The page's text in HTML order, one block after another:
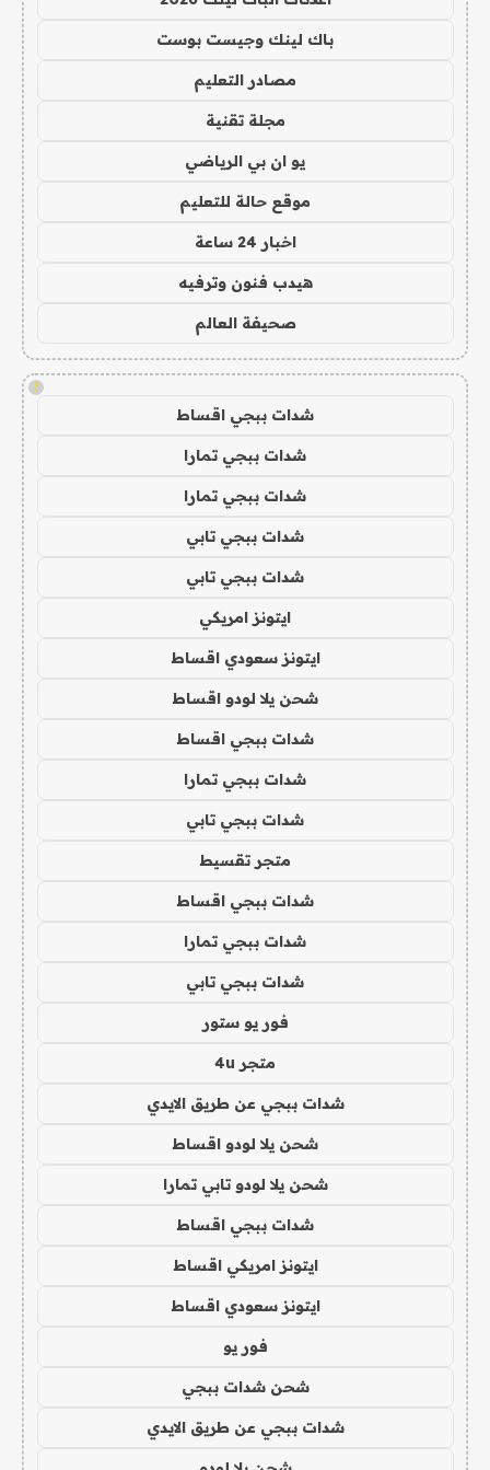
باك لينك وجيست بوست
مصادر التعليم
مجلة تقنية
يو ان بي الرياضي
موقع حالة للتعليم
اخبار 24 ساعة
هيدب فنون وترفيه
صحيفة العالم
!
شدات ببجي اقساط
شدات ببجي تمارا
شدات ببجي تمارا
شدات ببجي تابي
شدات ببجي تابي
ايتونز امريكي
ايتونز سعودي اقساط
شحن يلا لودو اقساط
شدات ببجي اقساط
شدات ببجي تمارا
شدات ببجي تابي
متجر تقسيط
شدات ببجي اقساط
شدات ببجي تمارا
شدات ببجي تابي
فور يو ستور
متجر 4u
شدات ببجي عن طريق الايدي
شحن يلا لودو اقساط
شحن يلا لودو تابي تمارا
شدات ببجي اقساط
ايتونز امريكي اقساط
ايتونز سعودي اقساط
فور يو
شحن شدات ببجي
شدات ببجي عن طريق الايدي